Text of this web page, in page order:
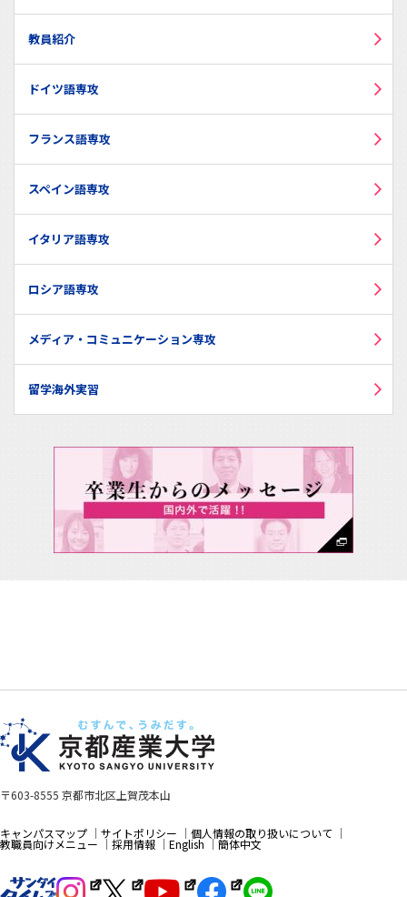
教員紹介
ドイツ語専攻
フランス語専攻
スペイン語専攻
イタリア語専攻
ロシア語専攻
メディア・コミュニケーション専攻
留学海外実習
〒603-8555 京都市北区上賀茂本山
キャンパスマップ サイトポリシー 個人情報の取り扱いについて
教職員向けメニュー 採用情報 English 簡体中文